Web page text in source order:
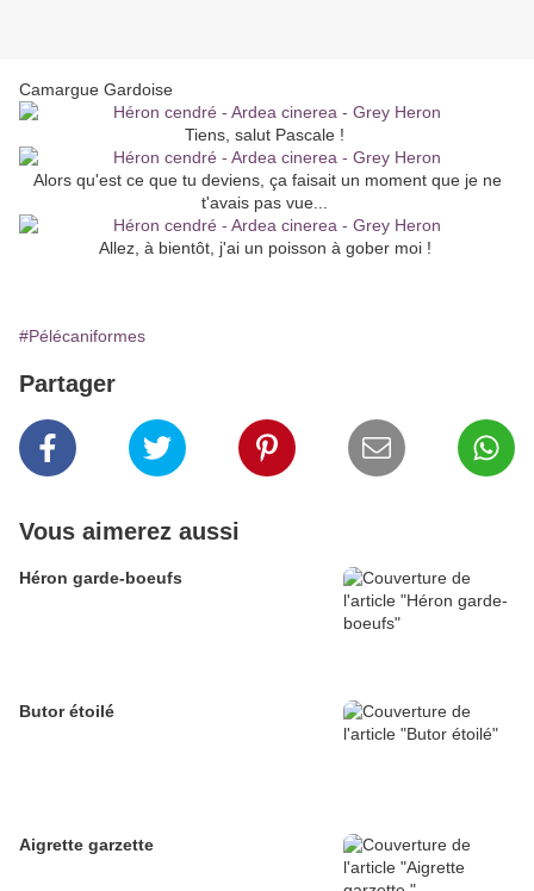
Camargue Gardoise
Tiens, salut Pascale !
Alors qu'est ce que tu deviens, ça faisait un moment que je ne
t'avais pas vue...
Allez, à bientôt, j'ai un poisson à gober moi !
#Pélécaniformes
Partager
Vous aimerez aussi
Héron garde-boeufs
Butor étoilé
Aigrette garzette